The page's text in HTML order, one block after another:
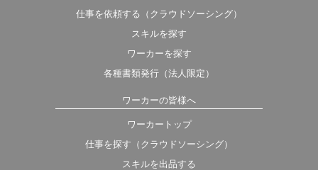
仕事を依頼する（クラウドソーシング）
スキルを探す
ワーカーを探す
各種書類発行（法人限定）
ワーカーの皆様へ
ワーカートップ
仕事を探す（クラウドソーシング）
スキルを出品する